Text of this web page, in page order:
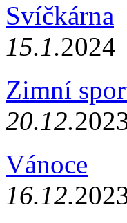
Svíčkárna
15.1.2024
Zimní
20.12.
Vánoce
16.12.